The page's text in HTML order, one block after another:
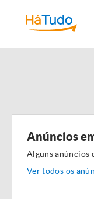
Anúncios
Alguns anúncios
Ver todos os